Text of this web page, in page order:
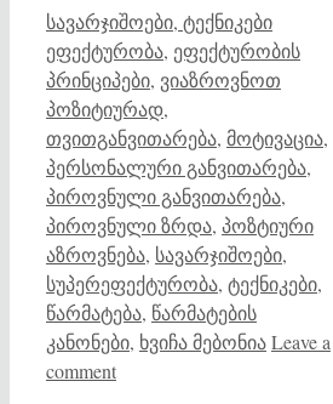
Categories
სავარჯიშოები, ტექნიკებიTags
ეფექტურობა, ეფექტურობის
პრინციპები, ვიაზროვნოთ
პოზიტიურად,
თვითგანვითარება, მოტივაცია,
პერსონალური განვითარება,
პიროვნული განვითარება,
პიროვნული ზრდა, პოზტიური
აზროვნება, სავარჯიშოები,
სუპერეფექტურობა, ტექნიკები,
წარმატება, წარმატების
კანონები, ხვიჩა მებონიაLeave a
comment